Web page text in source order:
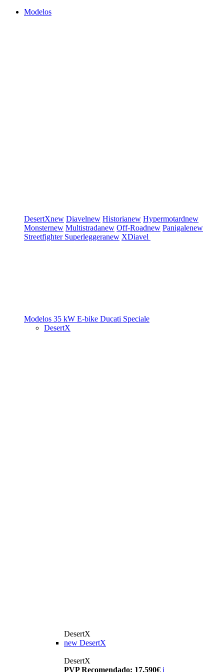
Modelos
DesertXnew Diavelnew Historianew Hypermotardnew
Monsternew Multistradanew Off-Roadnew Panigalenew
Streetfighter Superleggeranew XDiavel
Modelos 35 kW E-bike Ducati Speciale
DesertX
DesertX
new DesertX
DesertX
PVP Recomendado: 17.590€ i